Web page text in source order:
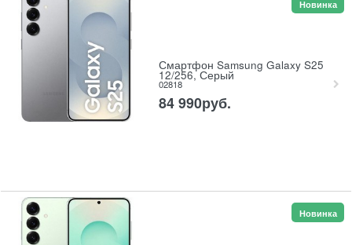
Смартфон Samsung Galaxy S25
12/256, Серый
02818
84 990руб.
Новинка
Новинка